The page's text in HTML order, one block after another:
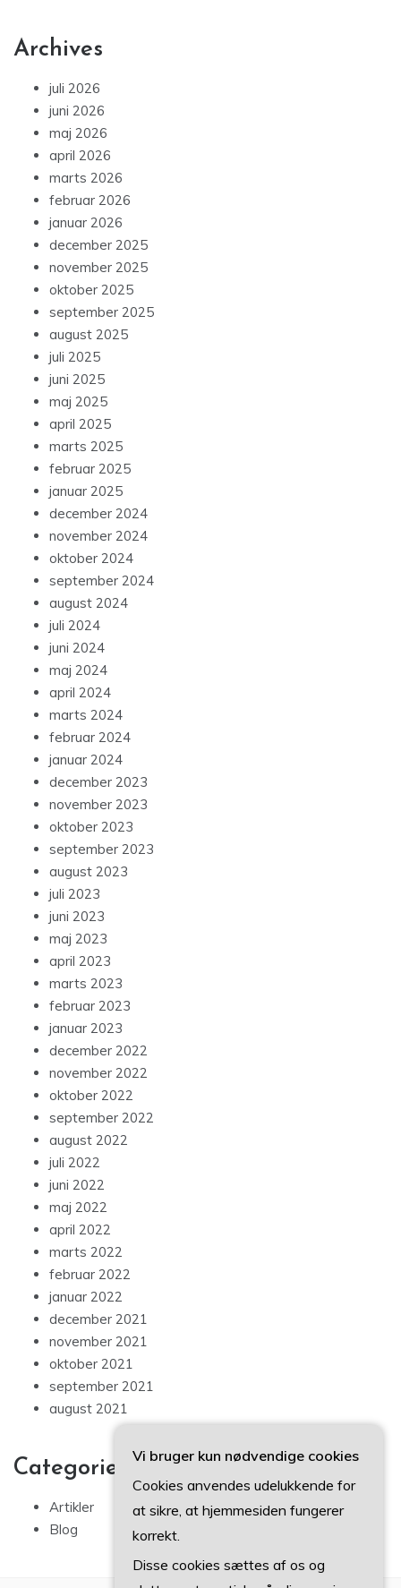
Archives
juli 2026
juni 2026
maj 2026
april 2026
marts 2026
februar 2026
januar 2026
december 2025
november 2025
oktober 2025
september 2025
august 2025
juli 2025
juni 2025
maj 2025
april 2025
marts 2025
februar 2025
januar 2025
december 2024
november 2024
oktober 2024
september 2024
august 2024
juli 2024
juni 2024
maj 2024
april 2024
marts 2024
februar 2024
januar 2024
december 2023
november 2023
oktober 2023
september 2023
august 2023
juli 2023
juni 2023
maj 2023
april 2023
marts 2023
februar 2023
januar 2023
december 2022
november 2022
oktober 2022
september 2022
august 2022
juli 2022
juni 2022
maj 2022
april 2022
marts 2022
februar 2022
januar 2022
december 2021
november 2021
oktober 2021
september 2021
august 2021
Categories
Artikler
Blog
Vi bruger kun nødvendige cookies
Cookies anvendes udelukkende for
at sikre, at hjemmesiden fungerer
korrekt.
Disse cookies sættes af os og